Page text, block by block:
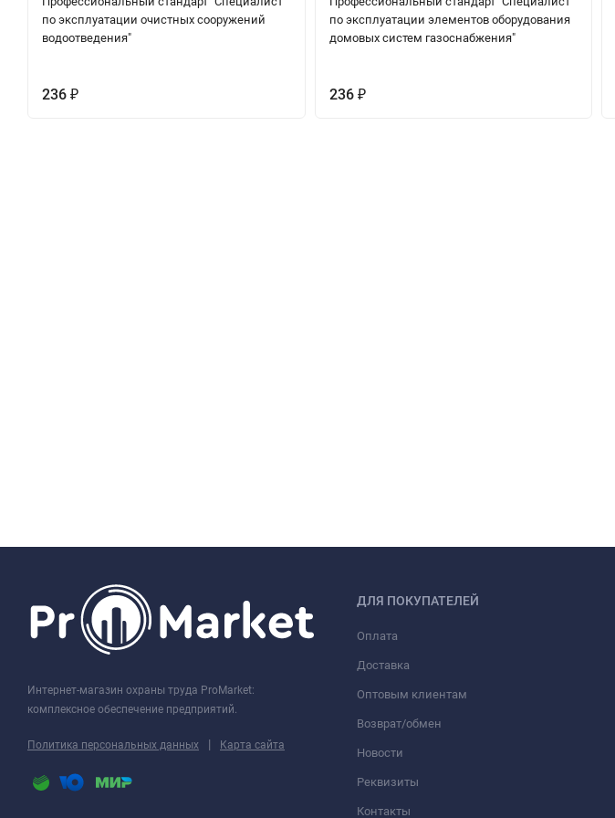
по эксплуатации очистных сооружений
водоотведения"
236 ₽
по эксплуатации элементов оборудования
домовых систем газоснабжения"
236 ₽
Интернет-магазин охраны труда ProMarket:
комплексное обеспечение предприятий.
Политика персональных данных | Карта сайта
ДЛЯ ПОКУПАТЕЛЕЙ
Оплата
Доставка
Оптовым клиентам
Возврат/обмен
Новости
Реквизиты
Контакты